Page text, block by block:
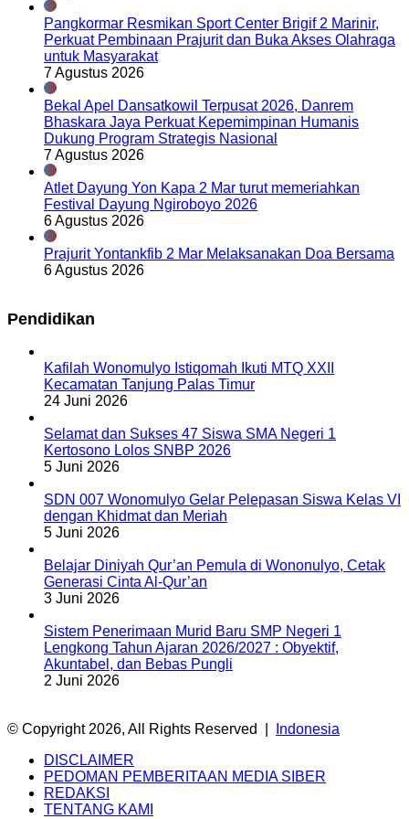
Pangkormar Resmikan Sport Center Brigif 2 Marinir,
Perkuat Pembinaan Prajurit dan Buka Akses Olahraga
untuk Masyarakat
7 Agustus 2026
Bekal Apel Dansatkowil Terpusat 2026, Danrem
Bhaskara Jaya Perkuat Kepemimpinan Humanis
Dukung Program Strategis Nasional
7 Agustus 2026
Atlet Dayung Yon Kapa 2 Mar turut memeriahkan
Festival Dayung Ngiroboyo 2026
6 Agustus 2026
Prajurit Yontankfib 2 Mar Melaksanakan Doa Bersama
6 Agustus 2026
Pendidikan
Kafilah Wonomulyo Istiqomah Ikuti MTQ XXII
Kecamatan Tanjung Palas Timur
24 Juni 2026
Selamat dan Sukses 47 Siswa SMA Negeri 1
Kertosono Lolos SNBP 2026
5 Juni 2026
SDN 007 Wonomulyo Gelar Pelepasan Siswa Kelas VI
dengan Khidmat dan Meriah
5 Juni 2026
Belajar Diniyah Qur’an Pemula di Wononulyo, Cetak
Generasi Cinta Al-Qur’an
3 Juni 2026
Sistem Penerimaan Murid Baru SMP Negeri 1
Lengkong Tahun Ajaran 2026/2027 : Obyektif,
Akuntabel, dan Bebas Pungli
2 Juni 2026
© Copyright 2026, All Rights Reserved |
Indonesia
DISCLAIMER
PEDOMAN PEMBERITAAN MEDIA SIBER
REDAKSI
TENTANG KAMI